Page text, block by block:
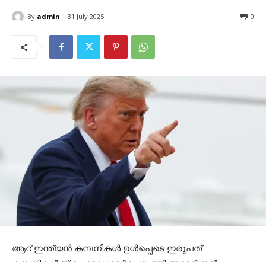
By admin 31 July 2025 0
ആറ് ഇന്ത്യന്‍ കമ്പനികള്‍ ഉള്‍പ്പെടെ ഇരുപത്